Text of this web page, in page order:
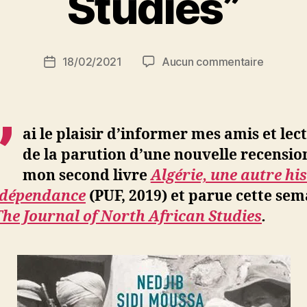
r
S
N
b
Date18/02/2021 Aucun commentairesur
histoire
de
:
“The
of
North
African
aile plaisir d’informer mes amis et
de la parution d’une nouvelle
mon second livreAlgérie, une autre
(PUF, 2019) et parue cette
Journal of North African Studies.